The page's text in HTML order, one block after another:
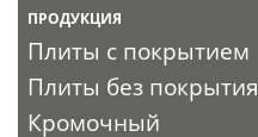
ПРОДУКЦИЯ
Плиты с покрытием
Плиты без покрытия
Кромочный